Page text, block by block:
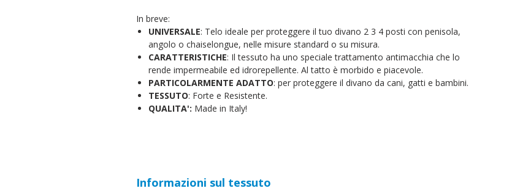
In breve:
UNIVERSALE: Telo ideale per proteggere il tuo divano 2 3 4 posti con penisola,
angolo o chaiselongue, nelle misure standard o su misura.
CARATTERISTICHE: Il tessuto ha uno speciale trattamento antimacchia che lo
rende impermeabile ed idrorepellente. Al tatto è morbido e piacevole.
PARTICOLARMENTE ADATTO: per proteggere il divano da cani, gatti e bambini.
TESSUTO: Forte e Resistente.
QUALITA': Made in Italy!
Informazioni sul tessuto